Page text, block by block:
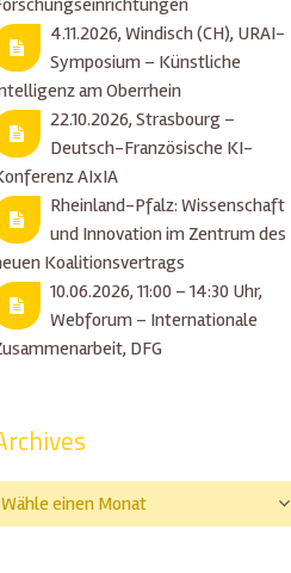
4.11.2026, Windisch (CH), URAI-
Symposium – Künstliche
am Oberrhein
22.10.2026, Strasbourg –
Deutsch-Französische KI-
AIxIA
Rheinland-Pfalz: Wissenschaft
und Innovation im Zentrum des
Koalitionsvertrags
10.06.2026, 11:00 – 14:30 Uhr,
Webforum – Internationale
DFG